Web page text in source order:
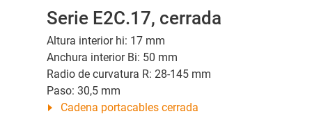
Serie E2C.17, cerrada
Altura interior hi: 17 mm
Anchura interior Bi: 50 mm
Radio de curvatura R: 28-145 mm
Paso: 30,5 mm
Cadena portacables cerrada